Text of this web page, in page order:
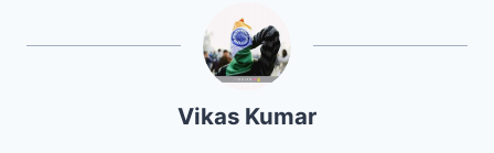
Vikas Kumar